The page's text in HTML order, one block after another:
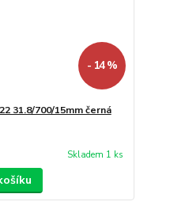
- 14 %
31.8/700/15mm černá
Skladem 1 ks